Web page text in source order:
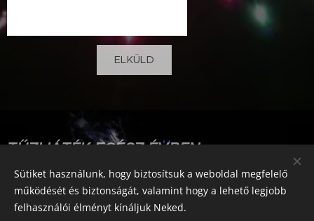
ELKÜLD
TŰZIJÁTÉK EGÉSZ ÉVBEN
"ÜNNEPELJÜNK EGYÜTT"
Sütiket használunk, hogy biztosítsuk a weboldal megfelelő
működését és biztonságát, valamint hogy a lehető legjobb
felhasználói élményt kínáljuk Neked.